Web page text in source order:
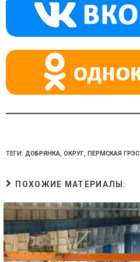
ss
ni
ki
p
ТЕГИ: ДОБРЯНКА, ОКРУГ, ПЕРМСКАЯ ГРЭС
ПОХОЖИЕ МАТЕРИАЛЫ: